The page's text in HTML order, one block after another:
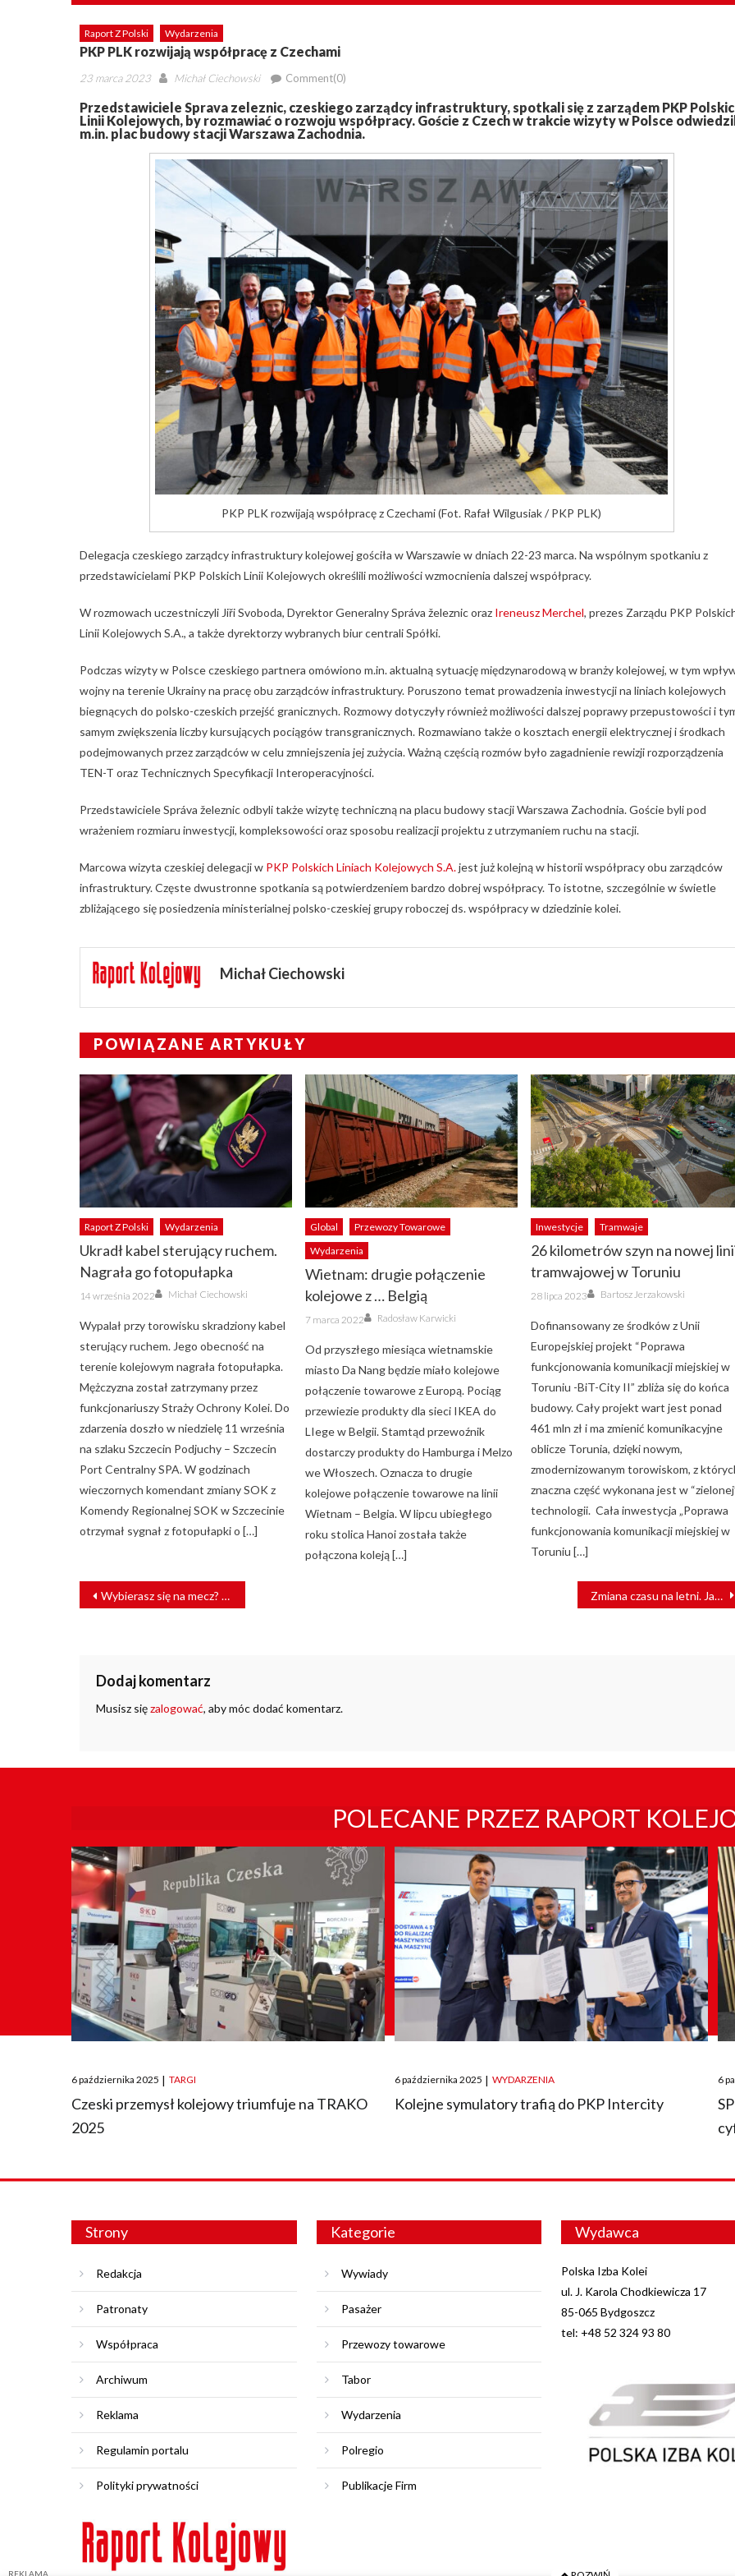
Raport Z Polski Wydarzenia
PKP PLK rozwijają współpracę z Czechami
Posted
23 marca 2023 Author
Michał Ciechowski Comment(0)
Przedstawiciele Sprava zeleznic, czeskiego zarządcy infrastruktury, spotkali się z zarządem PKP
Linii Kolejowych, by rozmawiać o rozwoju współpracy. Goście z Czech w trakcie wizyty w Polsce
m.in. plac budowy stacji Warszawa Zachodnia.
PKP PLK rozwijają współpracę z Czechami (Fot. Rafał Wilgusiak / PKP PLK)
Delegacja czeskiego zarządcy infrastruktury kolejowej gościła w Warszawie w dniach 22-23 marca. Na wspólnym spotkaniu z
przedstawicielami PKP Polskich Linii Kolejowych określili możliwości wzmocnienia dalszej współpracy.
W rozmowach uczestniczyli Jiři Svoboda, Dyrektor Generalny Správa železnic oraz Ireneusz Merchel, prezes Zarządu PKP
Linii Kolejowych S.A., a także dyrektorzy wybranych biur centrali Spółki.
Podczas wizyty w Polsce czeskiego partnera omówiono m.in. aktualną sytuację międzynarodową w branży kolejowej, w tym
wojny na terenie Ukrainy na pracę obu zarządców infrastruktury. Poruszono temat prowadzenia inwestycji na liniach kolejowych
biegnących do polsko-czeskich przejść granicznych. Rozmowy dotyczyły również możliwości dalszej poprawy przepustowości i
samym zwiększenia liczby kursujących pociągów transgranicznych. Rozmawiano także o kosztach energii elektrycznej i środkach
podejmowanych przez zarządców w celu zmniejszenia jej zużycia. Ważną częścią rozmów było zagadnienie rewizji rozporządzenia
TEN-T oraz Technicznych Specyfikacji Interoperacyjności.
Przedstawiciele Správa železnic odbyli także wizytę techniczną na placu budowy stacji Warszawa Zachodnia. Goście byli pod
wrażeniem rozmiaru inwestycji, kompleksowości oraz sposobu realizacji projektu z utrzymaniem ruchu na stacji.
Marcowa wizyta czeskiej delegacji w PKP Polskich Liniach Kolejowych S.A.jest już kolejną w historii współpracy obu zarządców
infrastruktury. Częste dwustronne spotkania są potwierdzeniem bardzo dobrej współpracy. To istotne, szczególnie w świetle
zbliżającego się posiedzenia ministerialnej polsko-czeskiej grupy roboczej ds. współpracy w dziedzinie kolei.
Michał Ciechowski
POWIĄZANE ARTYKUŁY
Raport Z Polski Wydarzenia
Ukradł kabel sterujący ruchem.
Nagrała go fotopułapka
Posted
on
14 września 2022 Author
Michał Ciechowski
Wypalał przy torowisku skradziony kabel
sterujący ruchem. Jego obecność na
terenie kolejowym nagrała fotopułapka.
Mężczyzna został zatrzymany przez
funkcjonariuszy Straży Ochrony Kolei. Do
zdarzenia doszło w niedzielę 11 września
na szlaku Szczecin Podjuchy – Szczecin
Port Centralny SPA. W godzinach
wieczornych komendant zmiany SOK z
Komendy Regionalnej SOK w Szczecinie
otrzymał sygnał z fotopułapki o […]
Global
Przewozy Towarowe
Wydarzenia
Wietnam: drugie połączenie
kolejowe z … Belgią
Posted
on
7 marca 2022 Author
Radosław Karwicki
Od przyszłego miesiąca wietnamskie
miasto Da Nang będzie miało kolejowe
połączenie towarowe z Europą. Pociąg
przewiezie produkty dla sieci IKEA do
LIege w Belgii. Stamtąd przewoźnik
dostarczy produkty do Hamburga i Melzo
we Włoszech. Oznacza to drugie
kolejowe połączenie towarowe na linii
Wietnam – Belgia. W lipcu ubiegłego
roku stolica Hanoi została także
połączona koleją […]
Inwestycje Tramwaje
26 kilometrów szyn na nowej
tramwajowej w Toruniu
Posted
on
28 lipca 2023 Author
Bartosz Jerzakowski
Dofinansowany ze środków z Unii
Europejskiej projekt “Poprawa
funkcjonowania komunikacji miejskiej w
Toruniu -BiT-City II” zbliża się do końca
budowy. Cały projekt wart jest ponad
461 mln zł i ma zmienić komunikacyjne
oblicze Torunia, dzięki nowym,
zmodernizowanym torowiskom, z
znaczna część wykonana jest w
technologii. Cała inwestycja „Poprawa
funkcjonowania komunikacji miejskiej w
Toruniu […]
NAWIGACJA
WPISU
Wybierasz się na mecz? W strefie 1. pojedziesz za darmo Zmiana czasu na letni. Jak kursować będą pociągi PKP Intercity?
Dodaj komentarz
Musisz sięzalogować, aby móc dodać komentarz.
POLECANE PRZEZ RAPORT
Posted
on
6 października 2025 | TARGI
Czeski przemysł kolejowy triumfuje na TRAKO
2025
Posted
on
6 października 2025 | WYDARZENIA
Kolejne symulatory trafią do PKP Intercity
on
6
Strony
Redakcja
Patronaty
Współpraca
Archiwum
Reklama
Regulamin portalu
Polityki prywatności
Kategorie
Wywiady
Pasażer
Przewozy towarowe
Tabor
Wydarzenia
Polregio
Publikacje Firm
Wydawca
Polska Izba Kolei
ul. J. Karola Chodkiewicza 17
85-065 Bydgoszcz
tel: +48 52 324 93 80